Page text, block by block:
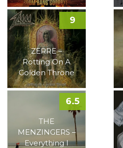
ZERRE –
Rotting On A
Golden Throne
9
THE
MENZINGERS –
Everything I
6.5